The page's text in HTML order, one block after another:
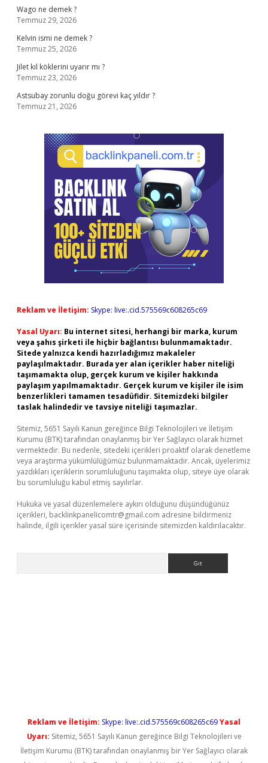
Wago ne demek ?
Temmuz 29, 2026
Kelvin ismi ne demek ?
Temmuz 25, 2026
Jilet kıl köklerini uyarır mı ?
Temmuz 23, 2026
Astsubay zorunlu doğu görevi kaç yıldır ?
Temmuz 21, 2026
Reklam ve İletişim: Skype: live:.cid.575569c608265c69
Yasal Uyarı: Bu internet sitesi, herhangi bir marka, kurum
veya şahıs şirketi ile hiçbir bağlantısı bulunmamaktadır.
Sitede yalnızca kendi hazırladığımız makaleler
paylaşılmaktadır. Burada yer alan içerikler haber niteliği
taşımamakta olup, gerçek kurum ve kişiler hakkında
paylaşım yapılmamaktadır. Gerçek kurum ve kişiler ile isim
benzerlikleri tamamen tesadüfidir. Sitemizdeki bilgiler
taslak halindedir ve tavsiye niteliği taşımazlar.
Sitemiz, 5651 Sayılı Kanun gereğince Bilgi Teknolojileri ve İletişim
Kurumu (BTK) tarafından onaylanmış bir Yer Sağlayıcı olarak hizmet
vermektedir. Bu nedenle, sitedeki içerikleri proaktif olarak denetleme
veya araştırma yükümlülüğümüz bulunmamaktadır. Ancak, üyelerimiz
yazdıkları içeriklerin sorumluluğunu taşımakta olup, siteye üye olarak
bu sorumluluğu kabul etmiş sayılırlar.
Hukuka ve yasal düzenlemelere aykırı olduğunu düşündüğünüz
içerikleri, backlinkpanelicomtr@gmail.com adresine bildirmeniz
halinde, ilgili içerikler yasal süre içerisinde sitemizden kaldırılacaktır.
Reklam ve İletişim: Skype: live:.cid.575569c608265c69Yasal
Uyarı: Sitemiz, 5651 Sayılı Kanun gereğince Bilgi Teknolojileri ve
İletişim Kurumu (BTK) tarafından onaylanmış bir Yer Sağlayıcı olarak